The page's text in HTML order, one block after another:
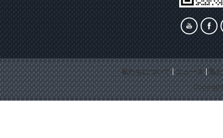
私たちについて ニュース
私